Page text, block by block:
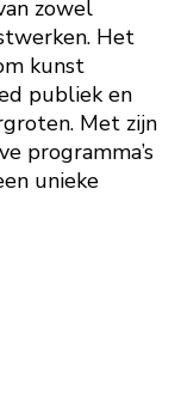
zowel
Het
kunst
publiek en
Met zijn
programma’s
unieke